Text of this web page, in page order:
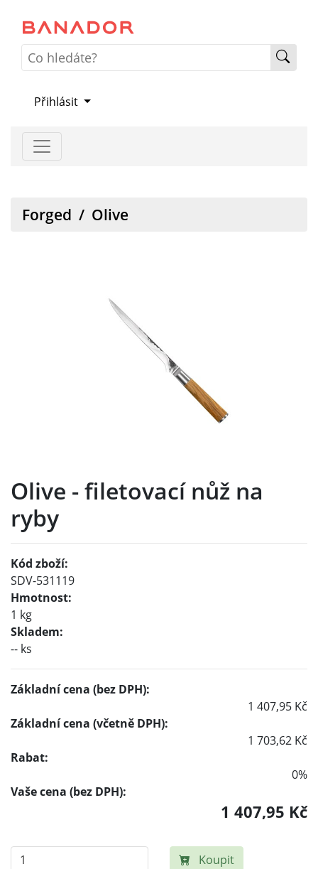
Přihlásit
Forged / Olive
Olive - filetovací nůž na
ryby
Kód zboží:
SDV-531119
Hmotnost:
1 kg
Skladem:
-- ks
Základní cena (bez DPH):
1 407,95 Kč
Základní cena (včetně DPH):
1 703,62 Kč
Rabat:
0%
Vaše cena (bez DPH):
1 407,95 Kč
Koupit